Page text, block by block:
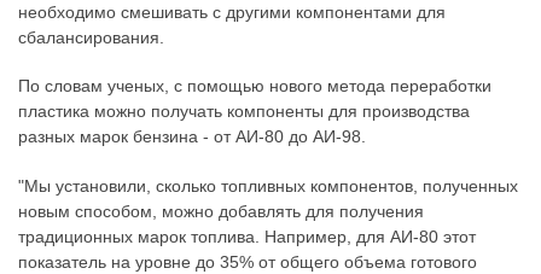
необходимо смешивать с другими компонентами для
сбалансирования.
По словам ученых, с помощью нового метода переработки
пластика можно получать компоненты для производства
разных марок бензина - от АИ-80 до АИ-98.
"Мы установили, сколько топливных компонентов, полученных
новым способом, можно добавлять для получения
традиционных марок топлива. Например, для АИ-80 этот
показатель на уровне до 35% от общего объема готового